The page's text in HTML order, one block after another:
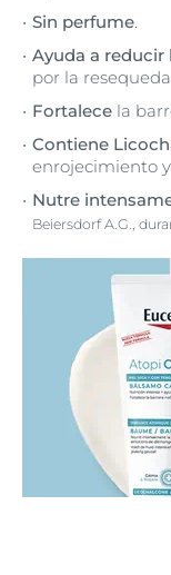
Sin perfume.
Ayuda a reducir
por la
Fortalece la
Contiene
enrojecimiento
Nutre
Beiersdorf A.G.,